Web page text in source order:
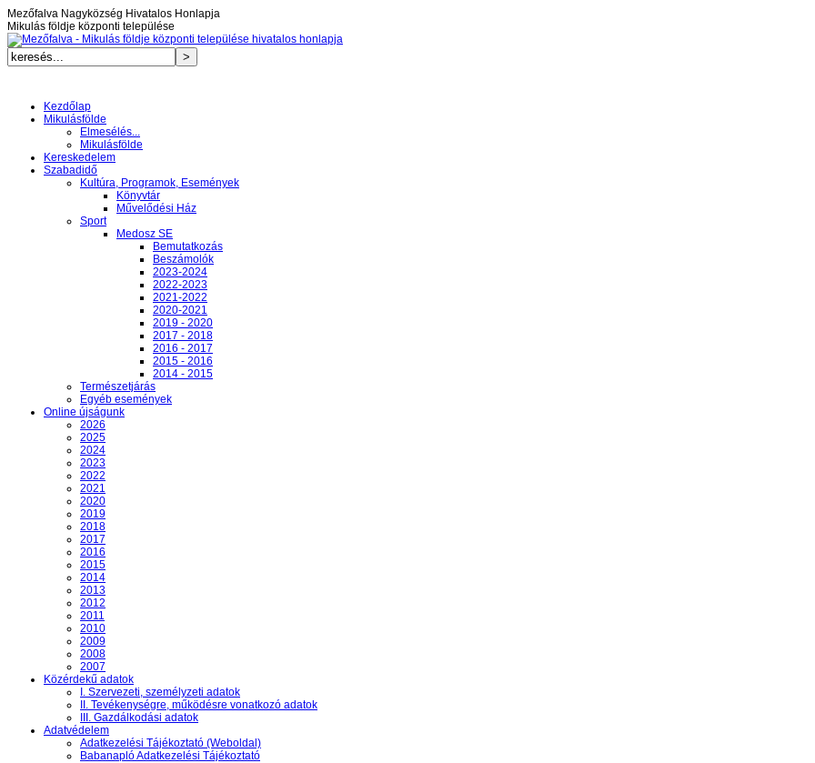
Mezőfalva Nagyközség Hivatalos Honlapja
Mikulás földje központi települése
Kezdőlap
Mikulásfölde
Elmesélés...
Mikulásfölde
Kereskedelem
Szabadidő
Kultúra, Programok, Események
Könyvtár
Művelődési Ház
Sport
Medosz SE
Bemutatkozás
Beszámolók
2023-2024
2022-2023
2021-2022
2020-2021
2019 - 2020
2017 - 2018
2016 - 2017
2015 - 2016
2014 - 2015
Természetjárás
Egyéb események
Online újságunk
2026
2025
2024
2023
2022
2021
2020
2019
2018
2017
2016
2015
2014
2013
2012
2011
2010
2009
2008
2007
Közérdekű adatok
I. Szervezeti, személyzeti adatok
II. Tevékenységre, működésre vonatkozó adatok
III. Gazdálkodási adatok
Adatvédelem
Adatkezelési Tájékoztató (Weboldal)
Babanapló Adatkezelési Tájékoztató